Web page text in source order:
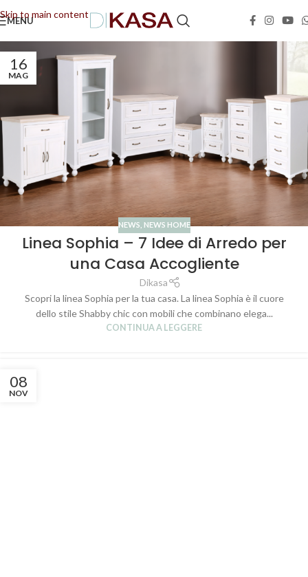
Skip to main content
📢 Dal 08/08/2026 al 23/08/2026 (compresi) gli ordini saranno evasi con tempi di
MENU
16
MAG
NEWS NEWS HOME
Linea Sophia – 7 Idee di Arredo per
una Casa Accogliente
Dikasa
Scopri la linea Sophia per la tua casa. La linea Sophia è il cuore
dello stile Shabby chic con mobili che combinano elega...
CONTINUA A LEGGERE
08
NOV